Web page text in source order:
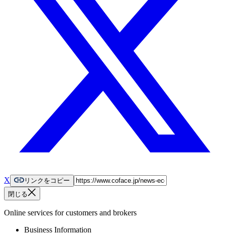
X
リンクをコピー
閉じる
Online services for customers and brokers
Business Information